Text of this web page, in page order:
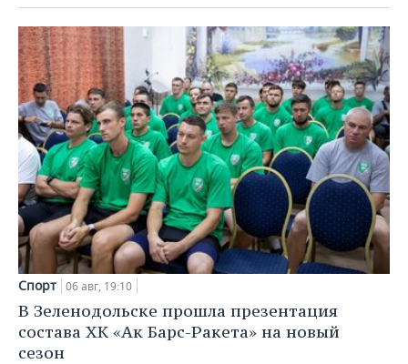
Спорт 06 авг, 19:10
В Зеленодольске прошла презентация
состава ХК «Ак Барс-Ракета» на новый
сезон